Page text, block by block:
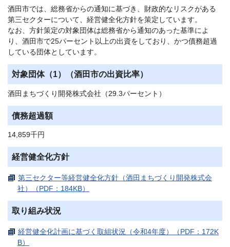
酒田市では、総務省からの通知に基づき、財政的なリスクがある
第三セクターについて、経営健全化方針を策定しています。
なお、方針策定の対象団体は総務省から通知のあった基準によ
り、酒田市で25パーセント以上の出資をしており、かつ債務超過
している団体としています。
対象団体（1）（酒田市の出資比率）
酒田まちづくり開発株式会社（29.3パーセント）
債務超過額
14,859千円
経営健全化方針
第三セクター等経営健全化方針（酒田まちづくり開発株式会
社）（PDF：184KB）
取り組み状況
経営健全化計画に基づく取組状況（令和4年度）（PDF：172K
B）